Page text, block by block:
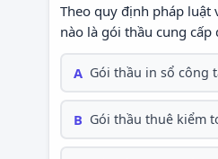
Theo quy định pháp luật
nào là gói thầu cung cấp
A Gói thầu in sổ công
B Gói thầu thuê kiểm